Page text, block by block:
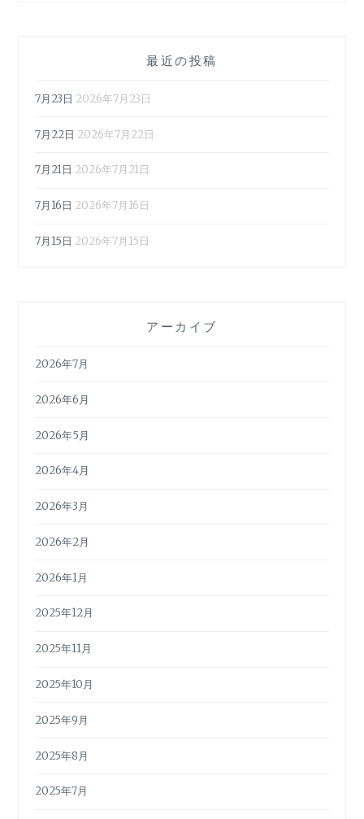
最近の投稿
7月23日 2026年7月23日
7月22日 2026年7月22日
7月21日 2026年7月21日
7月16日 2026年7月16日
7月15日 2026年7月15日
アーカイブ
2026年7月
2026年6月
2026年5月
2026年4月
2026年3月
2026年2月
2026年1月
2025年12月
2025年11月
2025年10月
2025年9月
2025年8月
2025年7月